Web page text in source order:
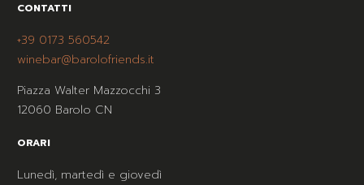
CONTATTI
+39 0173 560542
winebar@barolofriends.it
Piazza Walter Mazzocchi 3
12060 Barolo CN
ORARI
Lunedì, martedì e giovedì